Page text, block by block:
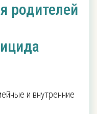
родителей
и внутренние